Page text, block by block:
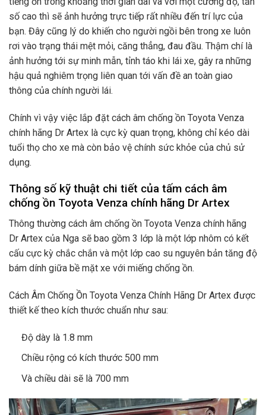
số cao thì sẽ ảnh hưởng trực tiếp rất nhiều đến trí lực của
bạn. Đây cũng lý do khiến cho người ngồi bên trong xe luôn
rơi vào trạng thái mệt mỏi, căng thẳng, đau đầu. Thậm chí là
ảnh hưởng tới sự minh mẫn, tỉnh táo khi lái xe, gây ra những
hậu quả nghiêm trọng liên quan tới vấn đề an toàn giao
thông của chính người lái.
Chính vì vậy việc lắp đặt cách âm chống ồn Toyota Venza
chính hãng Dr Artex là cực kỳ quan trọng, không chỉ kéo dài
tuổi thọ cho xe mà còn bảo vệ chính sức khỏe của chủ sử
dụng.
Thông số kỹ thuật chi tiết của tấm cách âm
chống ồn Toyota Venza chính hãng Dr Artex
Thông thường cách âm chống ồn Toyota Venza chính hãng
Dr Artex của Nga sẽ bao gồm 3 lớp là một lớp nhôm có kết
cấu cực kỳ chắc chắn và một lớp cao su nguyên bản tăng độ
bám dính giữa bề mặt xe với miếng chống ồn.
Cách Âm Chống Ồn Toyota Venza Chính Hãng Dr Artex được
thiết kế theo kích thước chuẩn như sau:
Độ dày là 1.8 mm
Chiều rộng có kích thước 500 mm
Và chiều dài sẽ là 700 mm